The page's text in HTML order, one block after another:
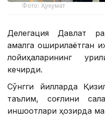
Фото: Ҳукумат
Делегация Давлат
амалга оширилаётган
лойиҳаларининг
кечирди.
Сўнгги йилларда
таълим, соғлиқни
иншоотлари ҳозирда